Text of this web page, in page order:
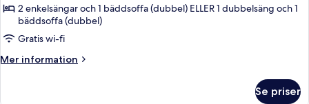
2 enkelsängar och 1 bäddsoffa (dubbel) ELLER 1 dubbelsäng och 1
bäddsoffa (dubbel)
Gratis wi-fi
Mer information
Mer
Se priser